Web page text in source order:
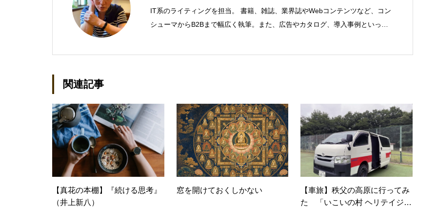
IT系のライティングを担当。 書籍、雑誌、業界誌やWebコンテンツなど、コン
シューマからB2Bまで幅広く執筆。また、広告やカタログ、導入事例といった
セキュリティなど）、ネットワーク（KVMスイッチ/グループウェア/サーバ/資
産管理/シンクライアント/ホスティングなど）、その他（.NET/BI/カタログ/各
種戦略/導入事例/パートナー取材など）…ほか、多数執筆。●連絡先 メール：
kenta@office-mica.com
関連記事
【真花の本棚】『続ける思考』
（井上新八）
窓を開けておくしかない
【車旅】秩父の高原に行ってみ
た 「いこいの村 ヘリテイジ美